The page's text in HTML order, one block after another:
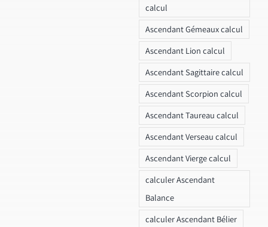
calcul
Ascendant Gémeaux calcul
Ascendant Lion calcul
Ascendant Sagittaire calcul
Ascendant Scorpion calcul
Ascendant Taureau calcul
Ascendant Verseau calcul
Ascendant Vierge calcul
calculer Ascendant
Balance
calculer Ascendant Bélier